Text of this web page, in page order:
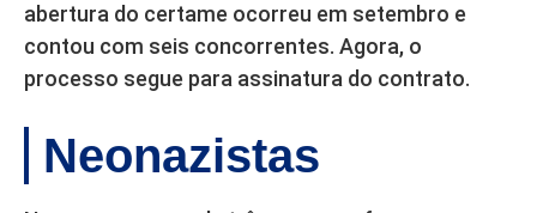
abertura do certame ocorreu em setembro e
contou com seis concorrentes. Agora, o
processo segue para assinatura do contrato.
Neonazistas